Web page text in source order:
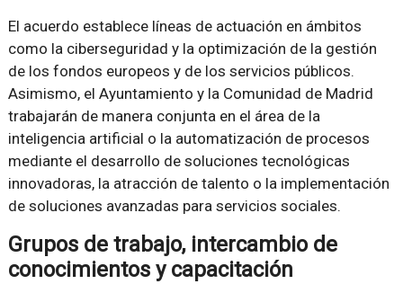
El acuerdo establece líneas de actuación en ámbitos
como la ciberseguridad y la optimización de la gestión
de los fondos europeos y de los servicios públicos.
Asimismo, el Ayuntamiento y la Comunidad de Madrid
trabajarán de manera conjunta en el área de la
inteligencia artificial o la automatización de procesos
mediante el desarrollo de soluciones tecnológicas
innovadoras, la atracción de talento o la implementación
de soluciones avanzadas para servicios sociales.
Grupos de trabajo, intercambio de
conocimientos y capacitación